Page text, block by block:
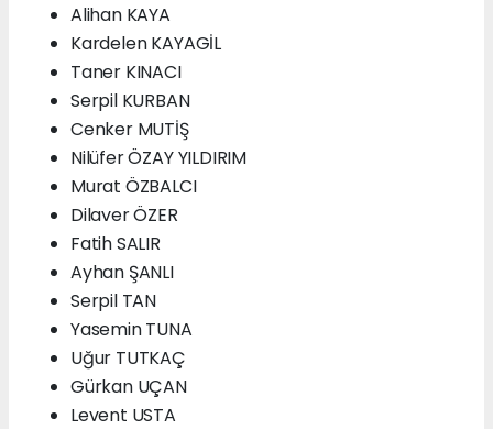
Alihan KAYA
Kardelen KAYAGİL
Taner KINACI
Serpil KURBAN
Cenker MUTİŞ
Nilüfer ÖZAY YILDIRIM
Murat ÖZBALCI
Dilaver ÖZER
Fatih SALIR
Ayhan ŞANLI
Serpil TAN
Yasemin TUNA
Uğur TUTKAÇ
Gürkan UÇAN
Levent USTA